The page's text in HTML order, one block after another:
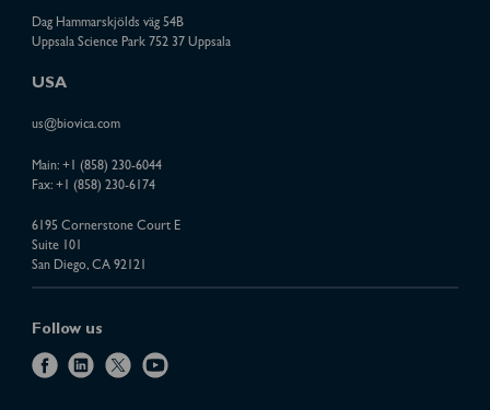
Dag Hammarskjölds väg 54B
Uppsala Science Park 752 37 Uppsala
USA
us@biovica.com
Main: +1 (858) 230-6044
Fax: +1 (858) 230-6174
6195 Cornerstone Court E
Suite 101
San Diego, CA 92121
Follow us
f
l
x
y